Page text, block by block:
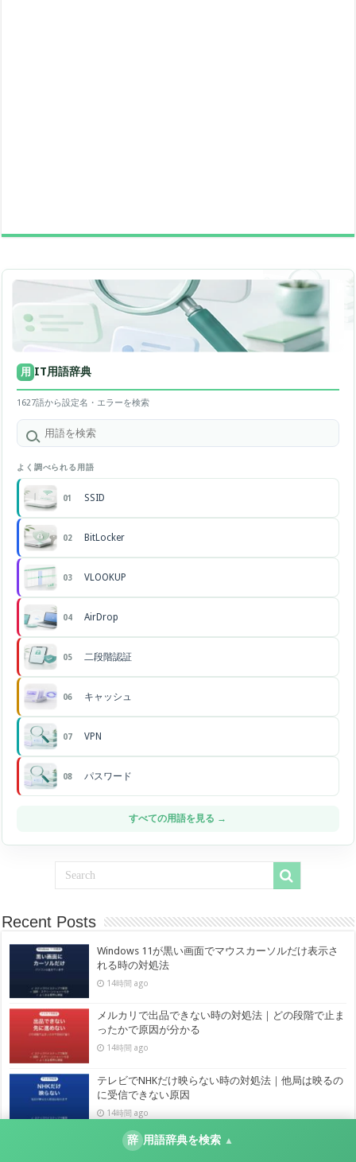
用 IT用語辞典
1627語から設定名・エラーを検索
よく調べられる用語
01 SSID
02 BitLocker
03 VLOOKUP
04 AirDrop
05 二段階認証
06 キャッシュ
07 VPN
08 パスワード
すべての用語を見る →
Recent Posts
Windows 11が黒い画面でマウスカーソルだけ表示さ
れる時の対処法
14時間 ago
メルカリで出品できない時の対処法｜どの段階で止ま
ったかで原因が分かる
14時間 ago
テレビでNHKだけ映らない時の対処法｜他局は映るの
に受信できない原因
14時間 ago
Excelのウィンドウが最大化できない・画面外に出た
辞 用語辞典を検索 ▲